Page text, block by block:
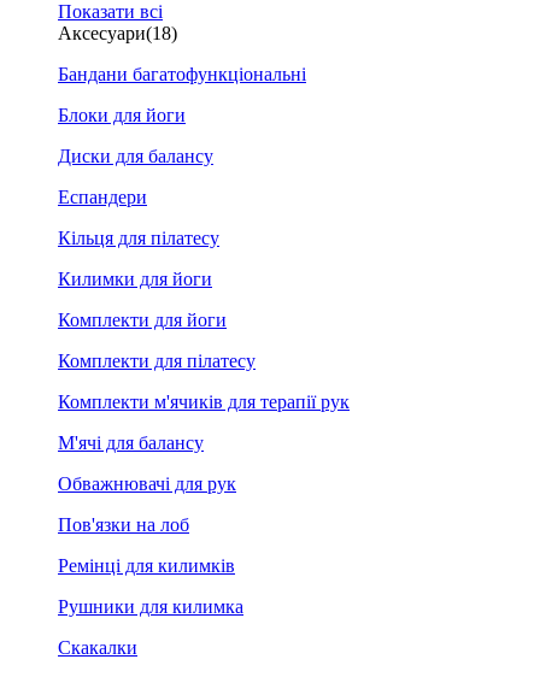
Показати всі
Аксесуари(18)
Бандани багатофункціональні
Блоки для йоги
Диски для балансу
Еспандери
Кільця для пілатесу
Килимки для йоги
Комплекти для йоги
Комплекти для пілатесу
Комплекти м'ячиків для терапії рук
М'ячі для балансу
Обважнювачі для рук
Пов'язки на лоб
Ремінці для килимків
Рушники для килимка
Скакалки